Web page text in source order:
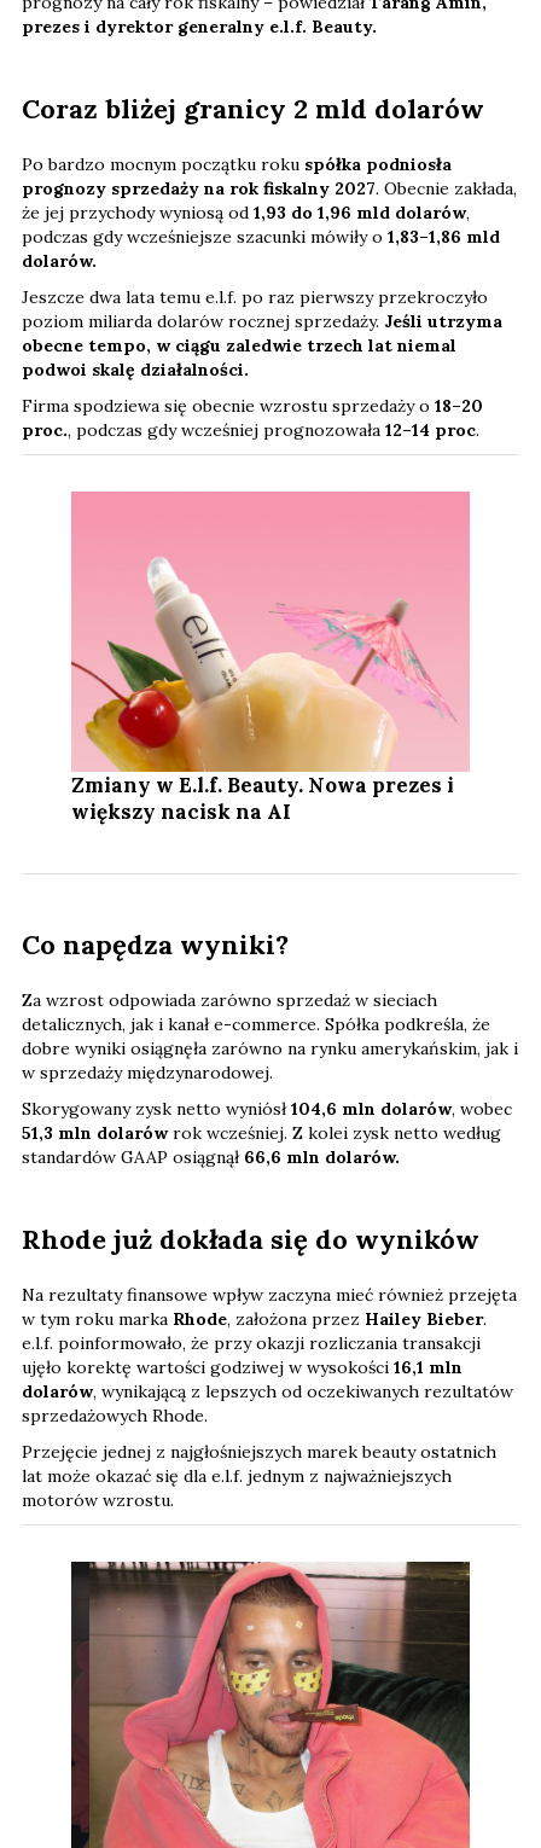
prezes i dyrektor generalny e.l.f. Beauty.
Coraz bliżej granicy 2 mld dolarów
Po bardzo mocnym początku roku spółka podniosła
prognozy sprzedaży na rok fiskalny 2027. Obecnie zakłada,
że jej przychody wyniosą od 1,93 do 1,96 mld dolarów,
podczas gdy wcześniejsze szacunki mówiły o 1,83–1,86 mld
dolarów.
Jeszcze dwa lata temu e.l.f. po raz pierwszy przekroczyło
poziom miliarda dolarów rocznej sprzedaży. Jeśli utrzyma
obecne tempo, w ciągu zaledwie trzech lat niemal
podwoi skalę działalności.
Firma spodziewa się obecnie wzrostu sprzedaży o 18–20
proc., podczas gdy wcześniej prognozowała 12–14 proc.
Zmiany w E.l.f. Beauty. Nowa prezes i
większy nacisk na AI
Co napędza wyniki?
Za wzrost odpowiada zarówno sprzedaż w sieciach
detalicznych, jak i kanał e-commerce. Spółka podkreśla, że
dobre wyniki osiągnęła zarówno na rynku amerykańskim, jak i
w sprzedaży międzynarodowej.
Skorygowany zysk netto wyniósł104,6 mln dolarów, wobec
51,3 mln dolarówrok wcześniej. Z kolei zysk netto według
standardów GAAP osiągnął 66,6 mln dolarów.
Rhode już dokłada się do wyników
Na rezultaty finansowe wpływ zaczyna mieć również przejęta
w tym roku marka Rhode, założona przez Hailey Bieber.
e.l.f. poinformowało, że przy okazji rozliczania transakcji
ujęło korektę wartości godziwej w wysokości 16,1 mln
dolarów, wynikającą z lepszych od oczekiwanych rezultatów
sprzedażowych Rhode.
Przejęcie jednej z najgłośniejszych marek beauty ostatnich
lat może okazać się dla e.l.f. jednym z najważniejszych
motorów wzrostu.